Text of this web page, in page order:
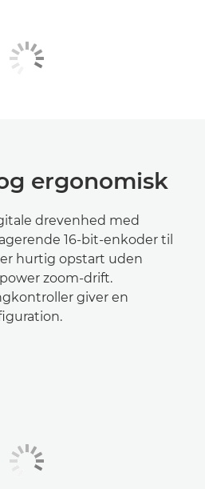
ergonomisk
drevenhed med
16-bit-enkoder til
hurtig opstart uden
zoom-drift.
giver en